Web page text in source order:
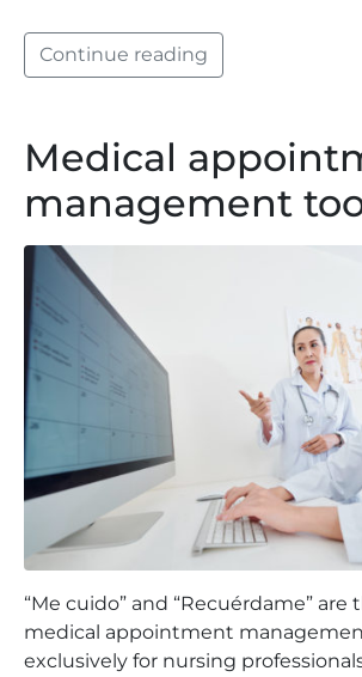
Continue reading
Medical
management
“Me cuido” and “Recuérdame”
medical appointment
exclusively for nursing